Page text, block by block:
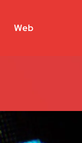
Web